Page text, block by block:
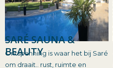
SARÉ SAUNA &
BEAUTY
Ontspanning is waar het bij Saré
om draait.. rust, ruimte en